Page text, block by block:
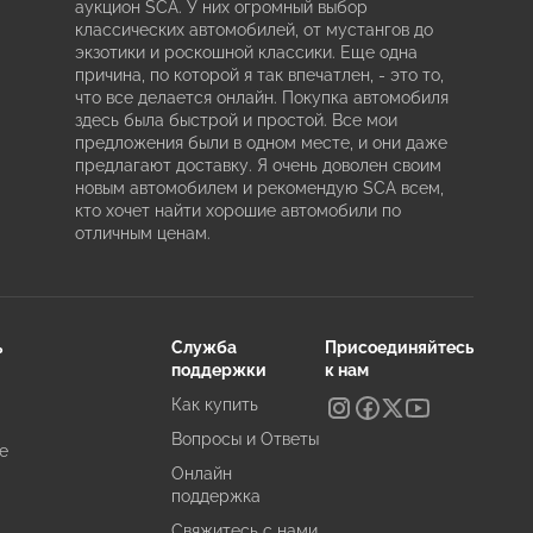
аукцион SCA. У них огромный выбор
классических автомобилей, от мустангов до
экзотики и роскошной классики. Еще одна
причина, по которой я так впечатлен, - это то,
что все делается онлайн. Покупка автомобиля
здесь была быстрой и простой. Все мои
предложения были в одном месте, и они даже
предлагают доставку. Я очень доволен своим
новым автомобилем и рекомендую SCA всем,
кто хочет найти хорошие автомобили по
отличным ценам.
Служба
поддержки
Как купить
Вопросы и Ответы
Онлайн
поддержка
Присоединяйтесь
к нам